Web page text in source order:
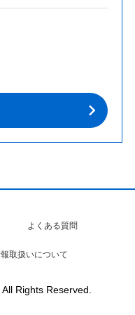
よくある質問
取扱いについて
Rights Reserved.